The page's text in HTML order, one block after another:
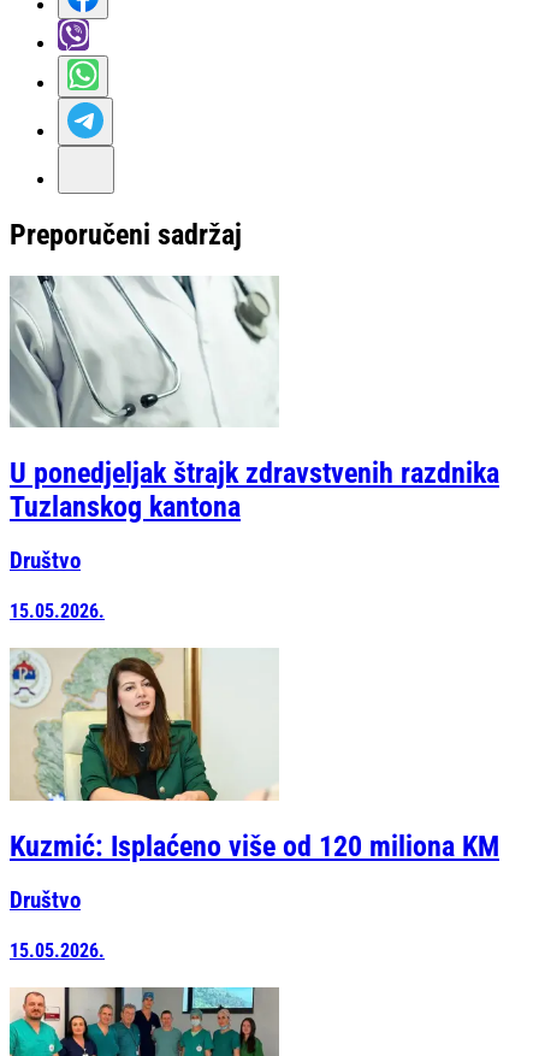
Preporučeni sadržaj
U ponedjeljak štrajk zdravstvenih razdnika
Tuzlanskog kantona
Društvo
15.05.2026.
Kuzmić: Isplaćeno više od 120 miliona KM
Društvo
15.05.2026.